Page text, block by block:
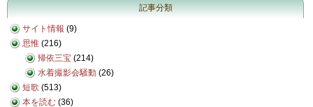
記事分類
サイト情報 (9)
思惟 (216)
帰依三宝 (214)
水着撮影会騒動 (26)
短歌 (513)
本を読む (36)